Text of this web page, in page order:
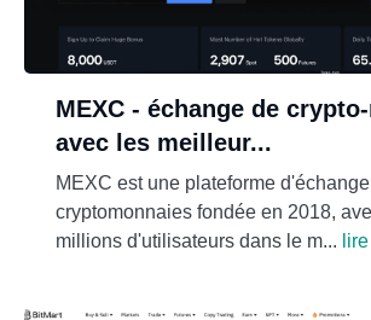
MEXC - échange de
avec les meilleur...
MEXC est une plateforme
cryptomonnaies fondée en 2018,
millions d'utilisateurs dans le m...